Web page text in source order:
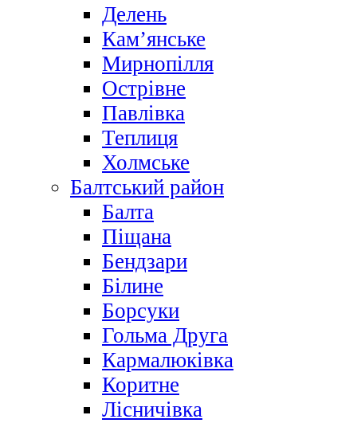
Делень
Кам’янське
Мирнопілля
Острівне
Павлівка
Теплиця
Холмське
Балтський район
Балта
Піщана
Бендзари
Білине
Борсуки
Гольма Друга
Кармалюківка
Коритне
Лісничівка